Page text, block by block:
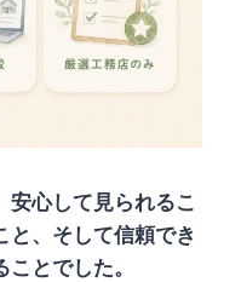
安心して見られるこ
と、そして信頼でき
とでした。